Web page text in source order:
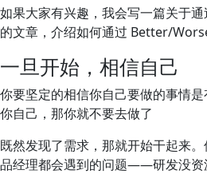
如果大家有兴趣，我会写一篇关于
的文章，介绍如何通过 Better/
一旦开始，相信自己
你要坚定的相信你自己要做的事情
你自己，那你就不要去做了
既然发现了需求，那就开始干起来
品经理都会遇到的问题——研发没资